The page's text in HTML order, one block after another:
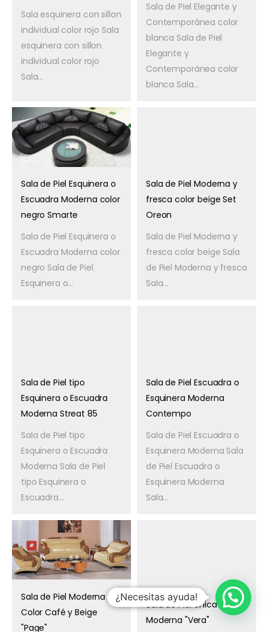
Sala esquinera con sillon
individual color rojo Sala
esquinera con sillon
individual color rojo
Sala...
Sala de Piel Elegante y
Contemporánea color
blanca Sala de Piel
Elegante y
Contemporánea color
blanca Sala...
Sala de Piel Esquinera o
Escuadra Moderna color
negro Smarte
Sala de Piel Esquinera o
Escuadra Moderna color
negro Sala de Piel
Esquinera o...
Sala de Piel Moderna y
fresca color beige Set
Oreon
Sala de Piel Moderna y
fresca color beige Sala
de Piel Moderna y fresca
Sala...
Sala de Piel tipo
Esquinera o Escuadra
Moderna Streat 85
Sala de Piel tipo
Esquinera o Escuadra
Moderna Sala de Piel
tipo Esquinera o
Escuadra...
Sala de Piel Escuadra o
Esquinera Moderna
Contempo
Sala de Piel Escuadra o
Esquinera Moderna Sala
de Piel Escuadra o
Esquinera Moderna
Sala...
Sala de Piel Moderna
Color Café y Beige
"Page"
Sala de Piel Única y
Moderna "Vera"
¿Necesitas ayuda!